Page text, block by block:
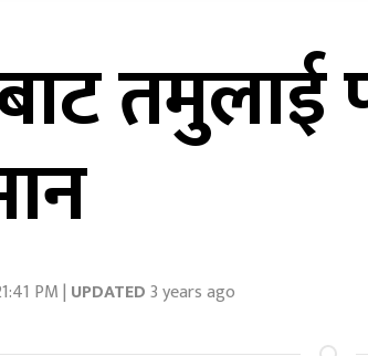
तमुलाई
PM | UPDATED3 years ago